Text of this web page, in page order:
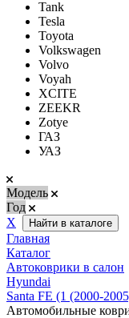
Tank
Tesla
Toyota
Volkswagen
Volvo
Voyah
XCITE
ZEEKR
Zotye
ГАЗ
УАЗ
Модель
Год
Х
Найти в каталоге
Главная
Каталог
Автоковрики в салон
Hyundai
Santa FE (1 (2000-
Автомобильные